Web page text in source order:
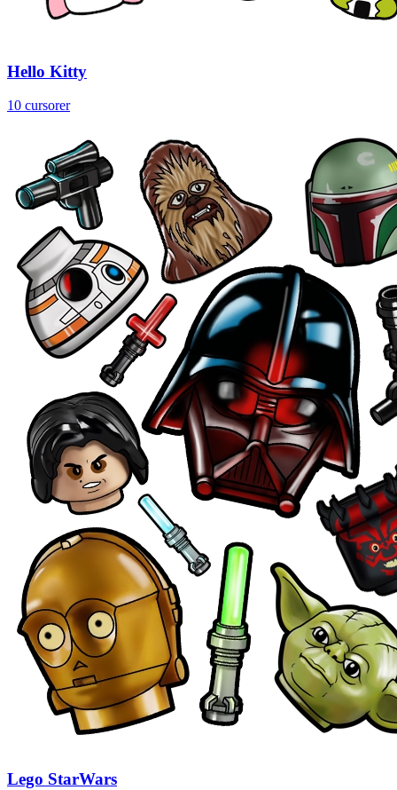
Hello Kitty
10 cursorer
Lego StarWars